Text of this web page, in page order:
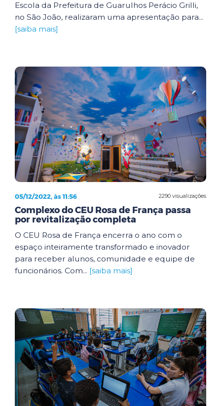
Escola da Prefeitura de Guarulhos Perácio Grilli,
no São João, realizaram uma apresentação para...
[saiba mais]
2290 visualizações
05/12/2022, às 11:56
Complexo do CEU Rosa de França passa
por revitalização completa
O CEU Rosa de França encerra o ano com o
espaço inteiramente transformado e inovador
para receber alunos, comunidade e equipe de
funcionários. Com... [saiba mais]